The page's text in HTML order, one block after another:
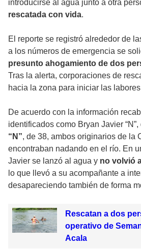
introducirse al agua junto a otra
rescatada con vida.
El reporte se registró alrededor de
a los números de emergencia se
presunto ahogamiento de dos
Tras la alerta, corporaciones de
hacia la zona para iniciar las
De acuerdo con la información
identificados como Bryan Javier
“N”, de 38, ambos originarios de la
encontraban nadando en el río. En
Javier se lanzó al agua y no volvió
lo que llevó a su acompañante a
desapareciendo también de forma
Rescatan a dos
operativo de
Acala